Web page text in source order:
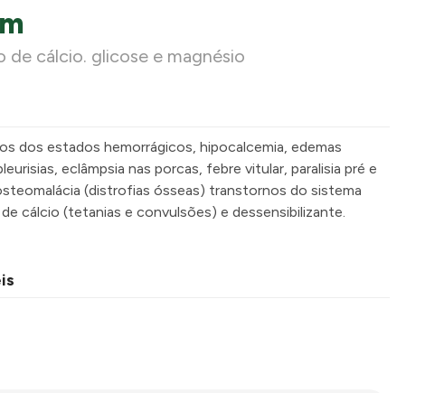
cálcio. glicose e magnésio
dos estados hemorrágicos, hipocalcemia, edemas
eclâmpsia nas porcas, febre vitular, paralisia pré e
(distrofias ósseas) transtornos do sistema
cálcio (tetanias e convulsões) e dessensibilizante.